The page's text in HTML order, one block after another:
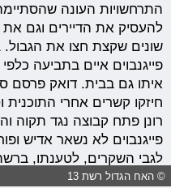
התרחשויות העונה
להעסיק את הדיירים וגם
שונים שקצת חצו את הגבול.
פייגנבוים איים בתביעה
איתו גם בבית. דואק פרסם
חיזקו קשרים אחרי התוכנית
רונן פתח קבוצה נגד תקוה
פייגנבוים לא נשאר אדיש
לגבי השקרים, לטענתו,
© האח הגדול רשת 13